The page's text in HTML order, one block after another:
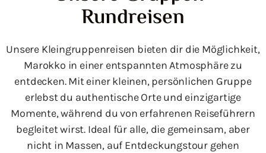
Rundreisen
Unsere Kleingruppenreisen bieten dir die Möglichkeit,
Marokko in einer entspannten Atmosphäre zu
entdecken. Mit einer kleinen, persönlichen Gruppe
erlebst du authentische Orte und einzigartige
Momente, während du von erfahrenen Reiseführern
begleitet wirst. Ideal für alle, die gemeinsam, aber
nicht in Massen, auf Entdeckungstour gehen